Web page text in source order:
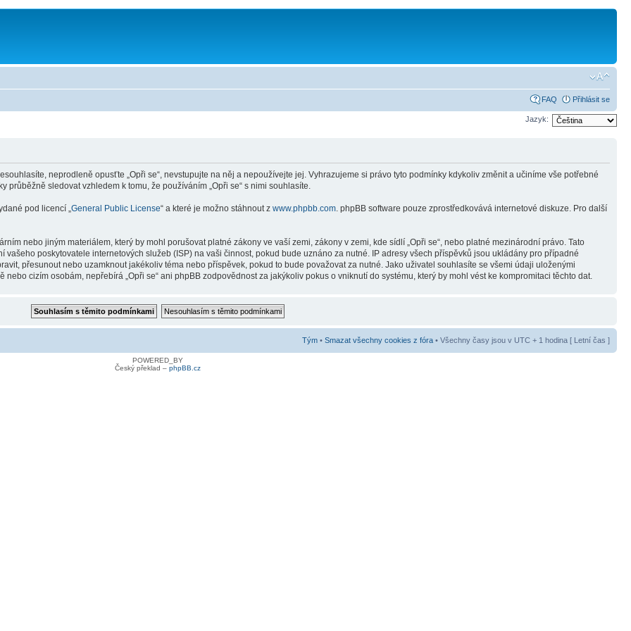
FAQ Přihlásit se
Jazyk:
neprodleně opusťte „Opři se“, nevstupujte na něj a nepoužívejte jej. Vyhrazujeme si právo tyto podmínky kdykoliv změnit a učiníme vše potřebné
sledovat vzhledem k tomu, že používáním „Opři se“ s nimi souhlasíte.
pod licencí „General Public License“ a které je možno stáhnout z www.phpbb.com. phpBB software pouze zprostředkovává internetové diskuze. Pro další
nebo jiným materiálem, který by mohl porušovat platné zákony ve vaší zemi, zákony v zemi, kde sídlí „Opři se“, nebo platné mezinárodní právo. Tato
poskytovatele internetových služeb (ISP) na vaši činnost, pokud bude uznáno za nutné. IP adresy všech příspěvků jsou ukládány pro případné
přesunout nebo uzamknout jakékoliv téma nebo příspěvek, pokud to bude považovat za nutné. Jako uživatel souhlasíte se všemi údaji uloženými
nebo cizím osobám, nepřebírá „Opři se“ ani phpBB zodpovědnost za jakýkoliv pokus o vniknutí do systému, který by mohl vést ke kompromitaci těchto dat.
Tým • Smazat všechny cookies z fóra • Všechny časy jsou v UTC + 1 hodina [ Letní čas ]
POWERED_BY
Český překlad – phpBB.cz